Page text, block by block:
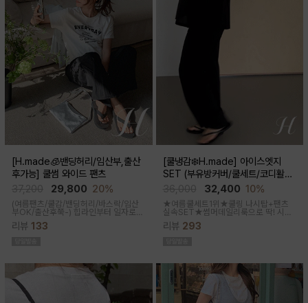
[H.made🧊밴딩허리/임산부,출산
후가능] 쿨썸 와이드 팬츠
29,800 20%
(여름팬츠/쿨감/밴딩허리/바스락/임산
부OK/출산후쭉-) 힙라인부터 일자로
툭-하고 떨어지는 와이드라인으로 체형
이 크게 드러나지않아요 데일리룩으로
리뷰 133
[쿨냉감❄️H.made] 아이스엣지
SET (부유방커버/쿨세트/코디활용
굿/출근룩,데일리룩)
32,400 10%
★여름쿨세트1위★쿨링 나시탑+팬츠
실속SET★썸머데일리룩으로 딱! 시원
한 감촉에 신축성 좋고 통기성쿨링원단
으로 한여름까지 가뿐하게~!
리뷰 293